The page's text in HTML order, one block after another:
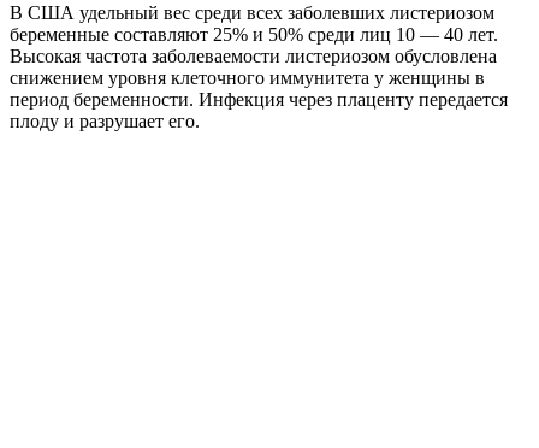
В США удельный вес среди всех заболевших листериозом
беременные составляют 25% и 50% среди лиц 10 — 40 лет.
Высокая частота заболеваемости листериозом обусловлена
снижением уровня клеточного иммунитета у женщины в
период беременности. Инфекция через плаценту передается
плоду и разрушает его.